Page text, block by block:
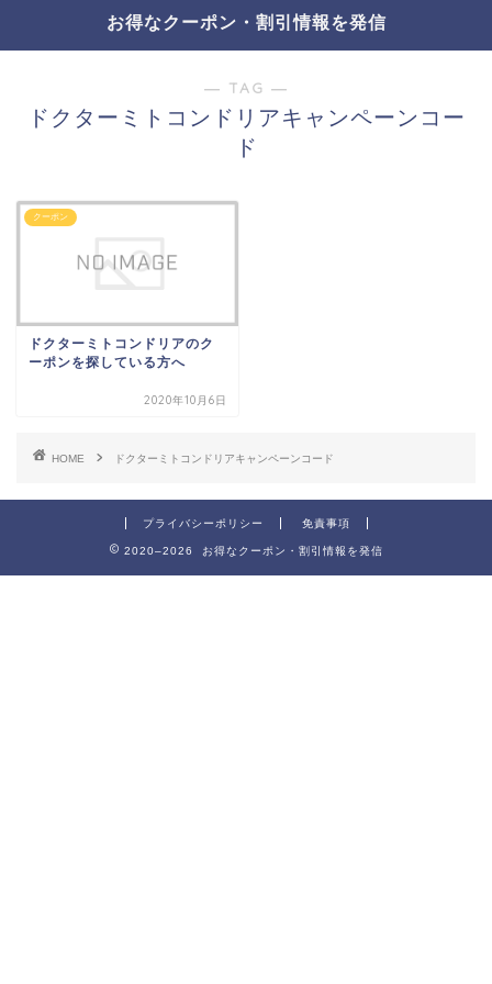
お得なクーポン・割引情報を発信
― TAG ―
ドクターミトコンドリアキャンペーンコー
ド
クーポン
ドクターミトコンドリアのク
ーポンを探している方へ
2020年10月6日
HOME ドクターミトコンドリアキャンペーンコード
プライバシーポリシー 免責事項
2020–2026 お得なクーポン・割引情報を発信